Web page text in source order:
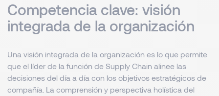
Competencia clave: visión
integrada de la organización
Una visión integrada de la organización es lo que permite
que el líder de la función de Supply Chain alinee las
decisiones del día a día con los objetivos estratégicos de
compañía. La comprensión y perspectiva holística del